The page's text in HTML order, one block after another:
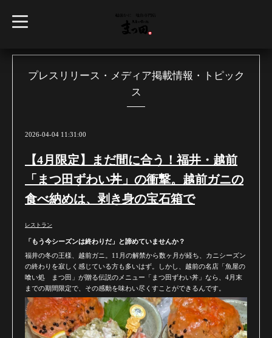
t
o
l
プレスリリース・メディア掲載情報・トピック
ス
2026-04-04 11:31:00
【4月限定】まだ間に合う！福井・越前
「まつ田ずわい丼」の衝撃。越前ガニの
食べ納めは、剥き身の宝石箱で
レストラン
「もう今シーズンは終わりだ」と諦めていませんか？
福井の冬の王様、越前ガニ。11月の解禁から数ヶ月が経ち、カニシーズン
の終わりを寂しく感じている方も多いはず。しかし、越前の名店「魚屋の
喰い処 まつ田」が贈る伝説のメニュー「まつ田ずわい丼」なら、4月末
までの期間限定で、その感動を味わい尽くすことができるんです。